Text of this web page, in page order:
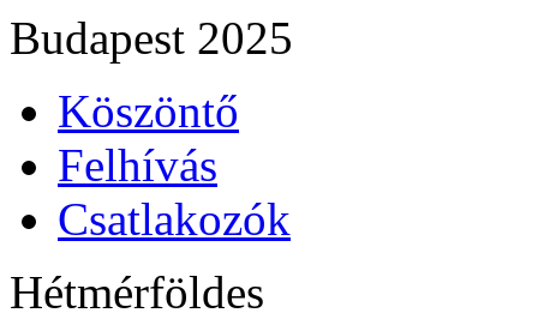
Budapest 2025
Köszöntő
Felhívás
Csatlakozók
Hétmérföldes